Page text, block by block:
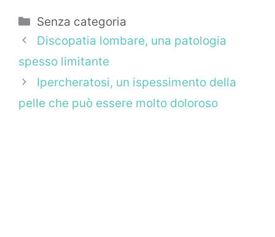
Categorie
Senza categoria
Discopatia lombare, una patologia
spesso limitante
Ipercheratosi, un ispessimento della
pelle che può essere molto doloroso